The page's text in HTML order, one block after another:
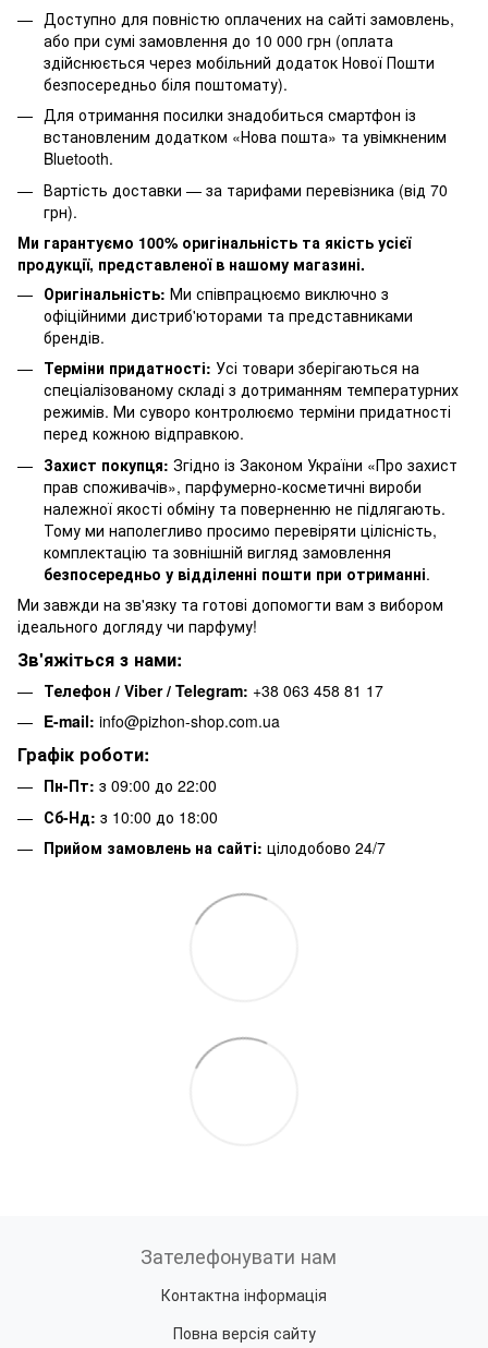
Доступно для повністю оплачених на сайті замовлень,
або при сумі замовлення до 10 000 грн (оплата
здійснюється через мобільний додаток Нової Пошти
безпосередньо біля поштомату).
Для отримання посилки знадобиться смартфон із
встановленим додатком «Нова пошта» та увімкненим
Bluetooth.
Вартість доставки — за тарифами перевізника (від 70
грн).
Ми гарантуємо 100% оригінальність та якість усієї
продукції, представленої в нашому магазині.
Оригінальність: Ми співпрацюємо виключно з
офіційними дистриб'юторами та представниками
брендів.
Терміни придатності: Усі товари зберігаються на
спеціалізованому складі з дотриманням температурних
режимів. Ми суворо контролюємо терміни придатності
перед кожною відправкою.
Захист покупця: Згідно із Законом України «Про захист
прав споживачів», парфумерно-косметичні вироби
належної якості обміну та поверненню не підлягають.
Тому ми наполегливо просимо перевіряти цілісність,
комплектацію та зовнішній вигляд замовлення
безпосередньо у відділенні пошти при отриманні.
Ми завжди на зв'язку та готові допомогти вам з вибором
ідеального догляду чи парфуму!
Зв'яжіться з нами:
Телефон / Viber / Telegram: +38 063 458 81 17
E-mail: info@pizhon-shop.com.ua
Графік роботи:
Пн-Пт: з 09:00 до 22:00
Сб-Нд: з 10:00 до 18:00
Прийом замовлень на сайті: цілодобово 24/7
Зателефонувати нам
Контактна інформація
Повна версія сайту